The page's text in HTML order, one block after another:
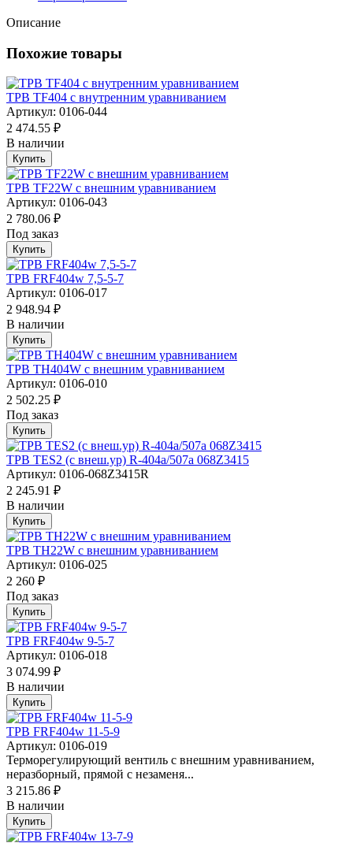
Описание
Похожие товары
ТРВ TF404 с внутренним уравниванием
Артикул: 0106-044
2 474.55 ₽
В наличии
Купить
ТРВ TF22W с внешним уравниванием
Артикул: 0106-043
2 780.06 ₽
Под заказ
Купить
ТРВ FRF404w 7,5-5-7
Артикул: 0106-017
2 948.94 ₽
В наличии
Купить
ТРВ TH404W с внешним уравниванием
Артикул: 0106-010
2 502.25 ₽
Под заказ
Купить
ТРВ TES2 (с внеш.ур) R-404a/507а 068Z3415
Артикул: 0106-068Z3415R
2 245.91 ₽
В наличии
Купить
ТРВ TH22W с внешним уравниванием
Артикул: 0106-025
2 260 ₽
Под заказ
Купить
ТРВ FRF404w 9-5-7
Артикул: 0106-018
3 074.99 ₽
В наличии
Купить
ТРВ FRF404w 11-5-9
Артикул: 0106-019
Терморегулирующий вентиль с внешним уравниванием,
неразборный, прямой с незаменя...
3 215.86 ₽
В наличии
Купить